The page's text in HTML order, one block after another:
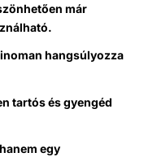
már
hangsúlyozza
tartós és gyengéd
egy